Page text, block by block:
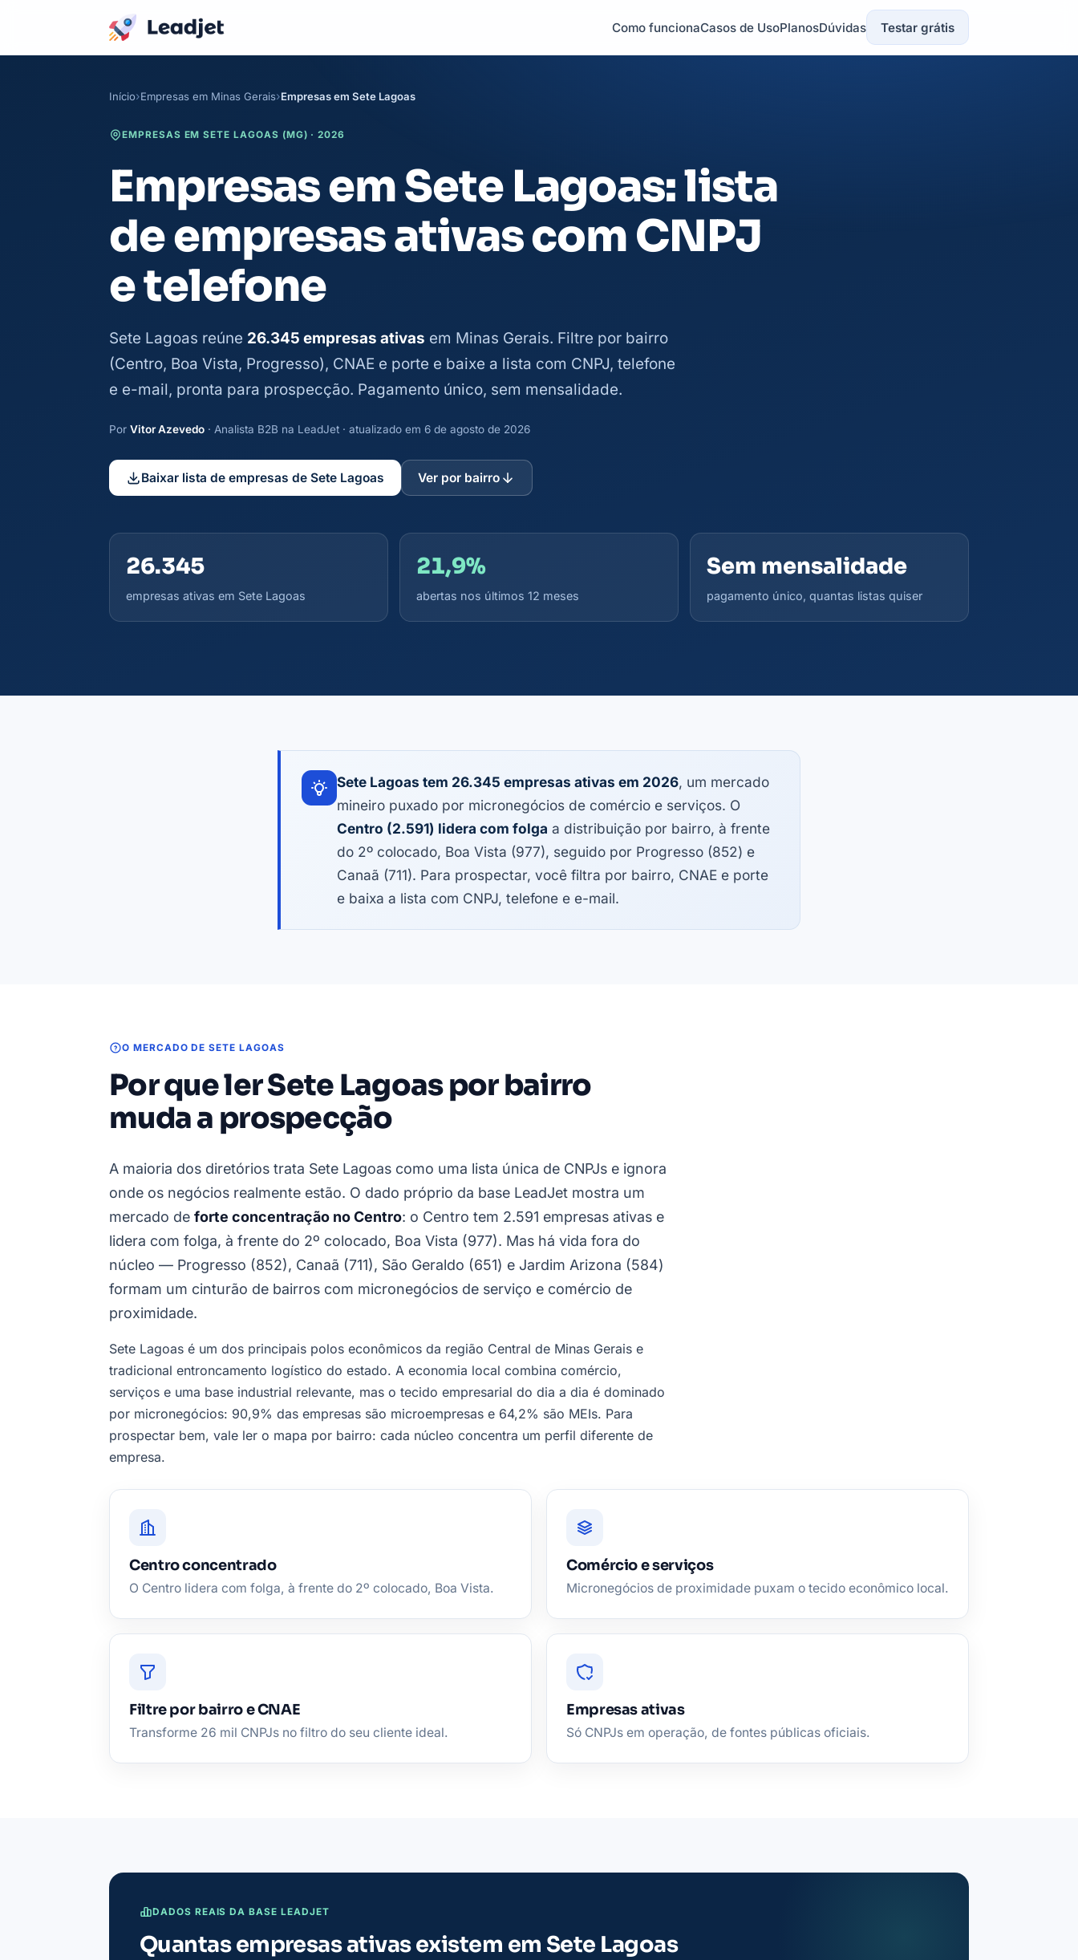
Como funcionaCasos de UsoPlanosDúvidas Testar grátis
Início Empresas em Minas Gerais Empresas em Sete Lagoas
EMPRESAS EM SETE LAGOAS (MG) · 2026
Empresas em Sete Lagoas: lista
de empresas ativas com CNPJ
e telefone
Sete Lagoas reúne 26.345 empresas ativas em Minas Gerais. Filtre por bairro
(Centro, Boa Vista, Progresso), CNAE e porte e baixe a lista com CNPJ, telefone
e e-mail, pronta para prospecção. Pagamento único, sem mensalidade.
Por Vitor Azevedo · Analista B2B na LeadJet · atualizado em 6 de agosto de 2026
Baixar lista de empresas de Sete Lagoas Ver por bairro
26.345
empresas ativas em Sete Lagoas
21,9%
abertas nos últimos 12 meses
Sem mensalidade
pagamento único, quantas listas quiser
Sete Lagoas tem 26.345 empresas ativas em 2026, um mercado
mineiro puxado por micronegócios de comércio e serviços. O
Centro (2.591) lidera com folga a distribuição por bairro, à frente
do 2º colocado, Boa Vista (977), seguido por Progresso (852) e
Canaã (711). Para prospectar, você filtra por bairro, CNAE e porte
e baixa a lista com CNPJ, telefone e e-mail.
O MERCADO DE SETE LAGOAS
Por que ler Sete Lagoas por bairro
muda a prospecção
A maioria dos diretórios trata Sete Lagoas como uma lista única de CNPJs e ignora
onde os negócios realmente estão. O dado próprio da base LeadJet mostra um
mercado de forte concentração no Centro: o Centro tem 2.591 empresas ativas e
lidera com folga, à frente do 2º colocado, Boa Vista (977). Mas há vida fora do
núcleo — Progresso (852), Canaã (711), São Geraldo (651) e Jardim Arizona (584)
formam um cinturão de bairros com micronegócios de serviço e comércio de
proximidade.
Sete Lagoas é um dos principais polos econômicos da região Central de Minas Gerais e
tradicional entroncamento logístico do estado. A economia local combina comércio,
serviços e uma base industrial relevante, mas o tecido empresarial do dia a dia é dominado
por micronegócios: 90,9% das empresas são microempresas e 64,2% são MEIs. Para
prospectar bem, vale ler o mapa por bairro: cada núcleo concentra um perfil diferente de
empresa.
Centro concentrado
O Centro lidera com folga, à frente do 2º colocado, Boa Vista.
Comércio e serviços
Micronegócios de proximidade puxam o tecido econômico local.
Filtre por bairro e CNAE
Transforme 26 mil CNPJs no filtro do seu cliente ideal.
Empresas ativas
Só CNPJs em operação, de fontes públicas oficiais.
DADOS REAIS DA BASE LEADJET
Quantas empresas ativas existem em Sete Lagoas